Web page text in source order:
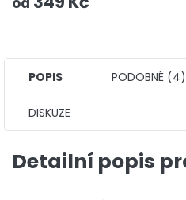
POPIS PODOBNÉ (4)
DISKUZE
Detailní popis